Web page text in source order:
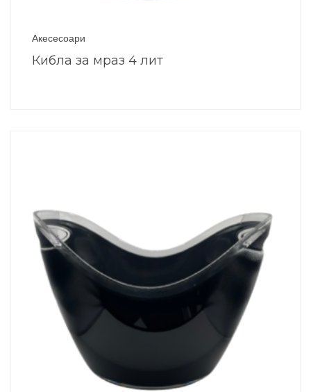
Акесесоари
Кибла за мраз 4 лит